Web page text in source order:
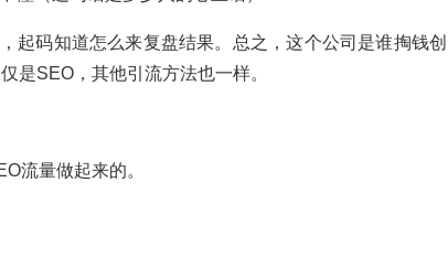
起码知道怎么来复盘结果。总之，这个公司是谁掏钱创
是SEO，其他引流方法也一样。
流量做起来的。